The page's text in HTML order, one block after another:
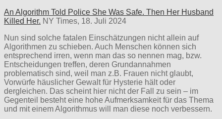
An Algorithm Told Police She Was Safe. Then Her Husband
Killed Her. NY Times, 18. Juli 2024
Nun sind solche fatalen Einschätzungen nicht allein auf
Algorithmen zu schieben. Auch Menschen können sich
entsprechend irren, wenn man das so nennen mag, bzw.
Entscheidungen treffen, deren Grundannahmen
problematisch sind, weil man z.B. Frauen nicht glaubt,
Vorwürfe häuslicher Gewalt für Hysterie hält oder
dergleichen. Das scheint hier nicht der Fall zu sein – im
Gegenteil besteht eine hohe Aufmerksamkeit für das Thema
und mit einem Algorithmus will man diese noch verbessern.